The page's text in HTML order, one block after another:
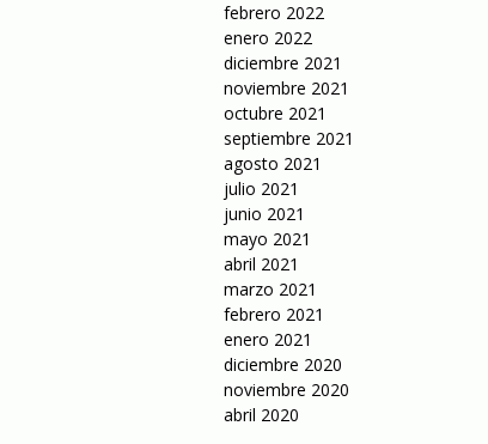
febrero 2022
enero 2022
diciembre 2021
noviembre 2021
octubre 2021
septiembre 2021
agosto 2021
julio 2021
junio 2021
mayo 2021
abril 2021
marzo 2021
febrero 2021
enero 2021
diciembre 2020
noviembre 2020
abril 2020